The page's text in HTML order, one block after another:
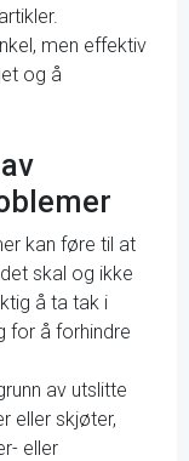
men effektiv
og å
kan føre til at
skal og ikke
å ta tak i
for å forhindre
av utslitte
eller skjøter,
eller